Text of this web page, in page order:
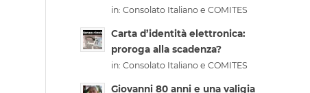
in:Consolato Italiano e COMITES
Carta d’identità elettronica:
proroga alla scadenza?
in:Consolato Italiano e COMITES
Giovanni 80 anni e una valigia